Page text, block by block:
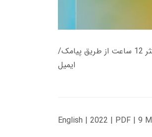
زمان تحویل کتاب های 600 هزار تومانی دانلود فوری از حساب کاربری می باشد، و زمان تحویل لینک دانلود کتاب های 500 هزار تومانی حداکثر 12 ساعت از طریق پیامک/
ایمیل
English | 2022 | PDF | 9